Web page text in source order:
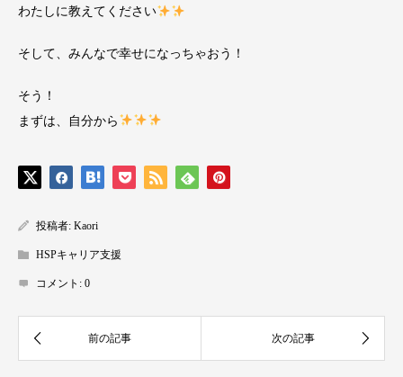
わたしに教えてください
そして、みんなで幸せになっちゃおう！
そう！
まずは、自分から
投稿者: Kaori
HSPキャリア支援
コメント: 0